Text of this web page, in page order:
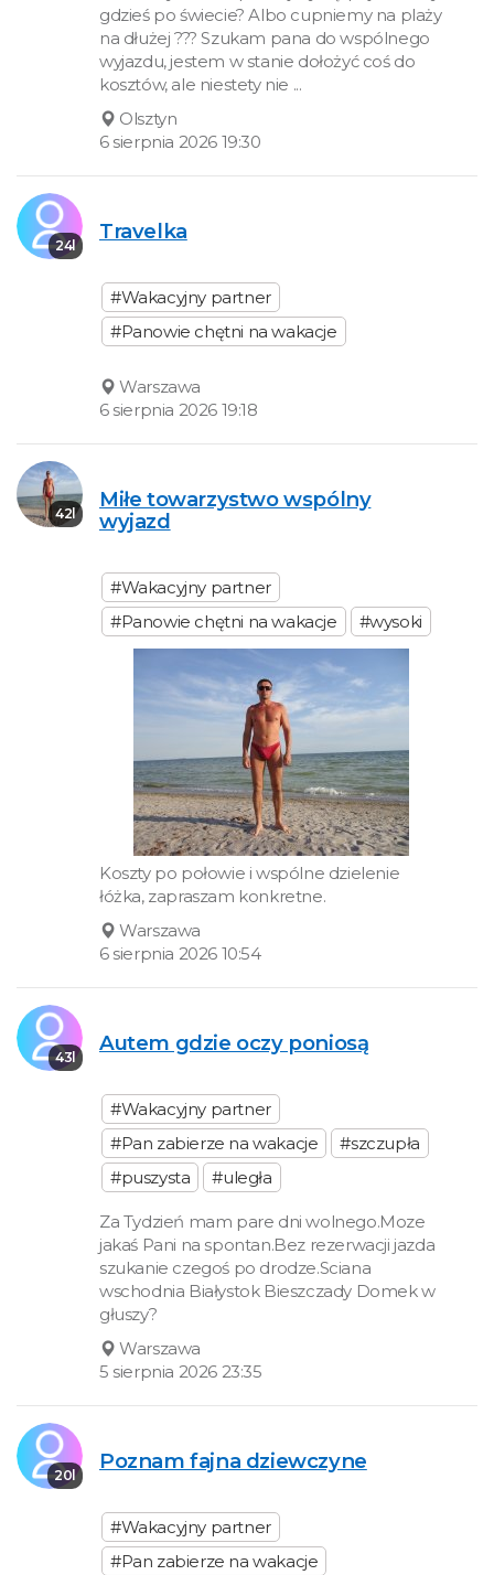
gdzieś po świecie? Albo cupniemy na plaży
na dłużej ??? Szukam pana do wspólnego
wyjazdu, jestem w stanie dołożyć coś do
kosztów, ale niestety nie ...
Olsztyn
6 sierpnia 2026 19:30
24l
Travelka
#Wakacyjny partner
#Panowie chętni na wakacje
Warszawa
6 sierpnia 2026 19:18
42l
Miłe towarzystwo wspólny
wyjazd
#Wakacyjny partner
#Panowie chętni na wakacje
#wysoki
Koszty po połowie i wspólne dzielenie
łóżka, zapraszam konkretne.
Warszawa
6 sierpnia 2026 10:54
43l
Autem gdzie oczy poniosą
#Wakacyjny partner
#Pan zabierze na wakacje
#szczupła
#puszysta
#uległa
Za Tydzień mam pare dni wolnego.Moze
jakaś Pani na spontan.Bez rezerwacji jazda
szukanie czegoś po drodze.Sciana
wschodnia Białystok Bieszczady Domek w
głuszy?
Warszawa
5 sierpnia 2026 23:35
20l
Poznam fajna dziewczyne
#Wakacyjny partner
#Pan zabierze na wakacje